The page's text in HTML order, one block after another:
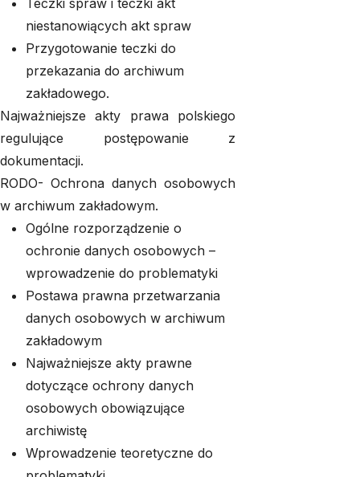
Teczki spraw i teczki akt
niestanowiących akt spraw
Przygotowanie teczki do
przekazania do archiwum
zakładowego.
Najważniejsze akty prawa polskiego
regulujące postępowanie z
dokumentacji.
RODO- Ochrona danych osobowych
w archiwum zakładowym.
Ogólne rozporządzenie o
ochronie danych osobowych –
wprowadzenie do problematyki
Postawa prawna przetwarzania
danych osobowych w archiwum
zakładowym
Najważniejsze akty prawne
dotyczące ochrony danych
osobowych obowiązujące
archiwistę
Wprowadzenie teoretyczne do